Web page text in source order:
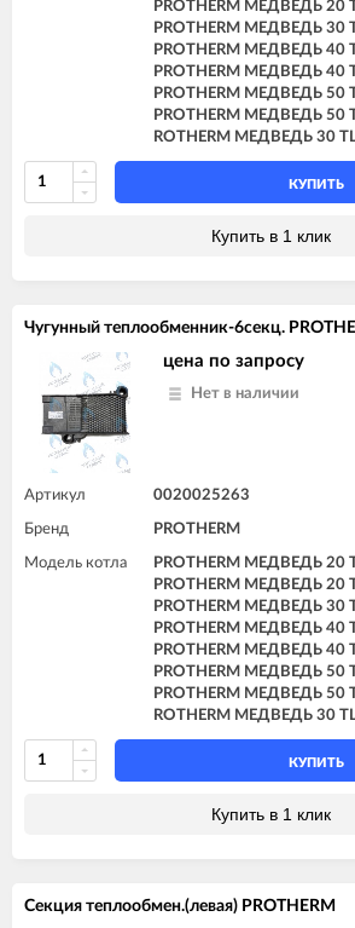
PROTHERM МЕДВЕДЬ 20
PROTHERM МЕДВЕДЬ 30
PROTHERM МЕДВЕДЬ 40
PROTHERM МЕДВЕДЬ 40
PROTHERM МЕДВЕДЬ 50
PROTHERM МЕДВЕДЬ 50
ROTHERM МЕДВЕДЬ 30
КУПИТЬ
Купить в 1 клик
Чугунный теплообменник-6секц.
цена по запросу
Нет в наличии
Артикул 0020025263
Бренд PROTHERM
Модель котла
PROTHERM МЕДВЕДЬ 20
PROTHERM МЕДВЕДЬ 20
PROTHERM МЕДВЕДЬ 30
PROTHERM МЕДВЕДЬ 40
PROTHERM МЕДВЕДЬ 40
PROTHERM МЕДВЕДЬ 50
PROTHERM МЕДВЕДЬ 50
ROTHERM МЕДВЕДЬ 30
КУПИТЬ
Купить в 1 клик
Секция теплообмен.(левая) PROTHERM